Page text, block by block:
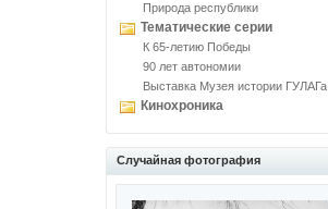
Природа республики
Тематические серии
К 65-летию Победы
90 лет автономии
Выставка Музея истории ГУЛАГа
Кинохроника
Случайная фотография